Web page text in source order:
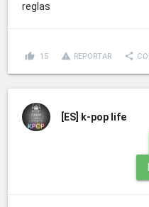
reglas
thumb_up 15 report_problem REPORTAR share
[ES] k-pop life